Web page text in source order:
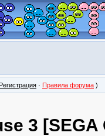
· Правила форума )
3 [SEGA